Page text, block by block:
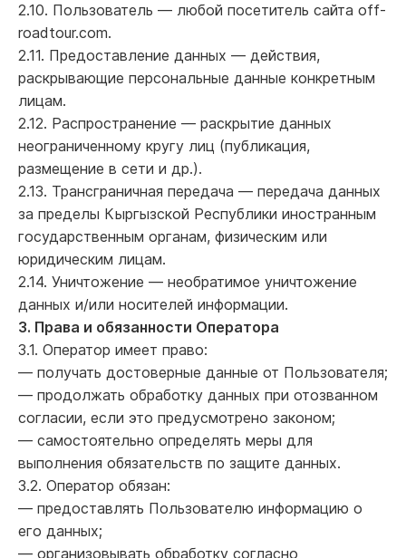
2.10. Пользователь — любой посетитель сайта off-
roadtour.com.
2.11. Предоставление данных — действия,
раскрывающие персональные данные конкретным
лицам.
2.12. Распространение — раскрытие данных
неограниченному кругу лиц (публикация,
размещение в сети и др.).
2.13. Трансграничная передача — передача данных
за пределы Кыргызской Республики иностранным
государственным органам, физическим или
юридическим лицам.
2.14. Уничтожение — необратимое уничтожение
данных и/или носителей информации.
3. Права и обязанности Оператора
3.1. Оператор имеет право:
— получать достоверные данные от Пользователя;
— продолжать обработку данных при отозванном
согласии, если это предусмотрено законом;
— самостоятельно определять меры для
выполнения обязательств по защите данных.
3.2. Оператор обязан:
— предоставлять Пользователю информацию о
его данных;
— организовывать обработку согласно